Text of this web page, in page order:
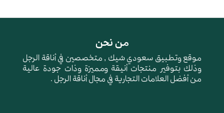
من نحن
موقع وتطبيق سعودي شيك , متخصصين في أناقة الرجل
وذلك بتوفير منتجات أنيقة ومميزة وذات جودة عالية
من أفضل العلامات التجارية في مجال أناقة الرجل .